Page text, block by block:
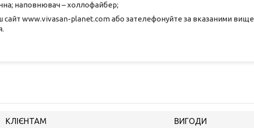
наповнювач – холлофайбер;
сайт www.vivasan-planet.com або зателефонуйте за вказаними вище
КЛІЄНТАМ ВИГОДИ